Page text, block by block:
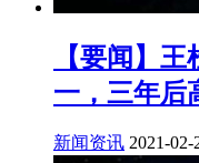
【要闻】
一，三年后
新闻资讯 2021-02-